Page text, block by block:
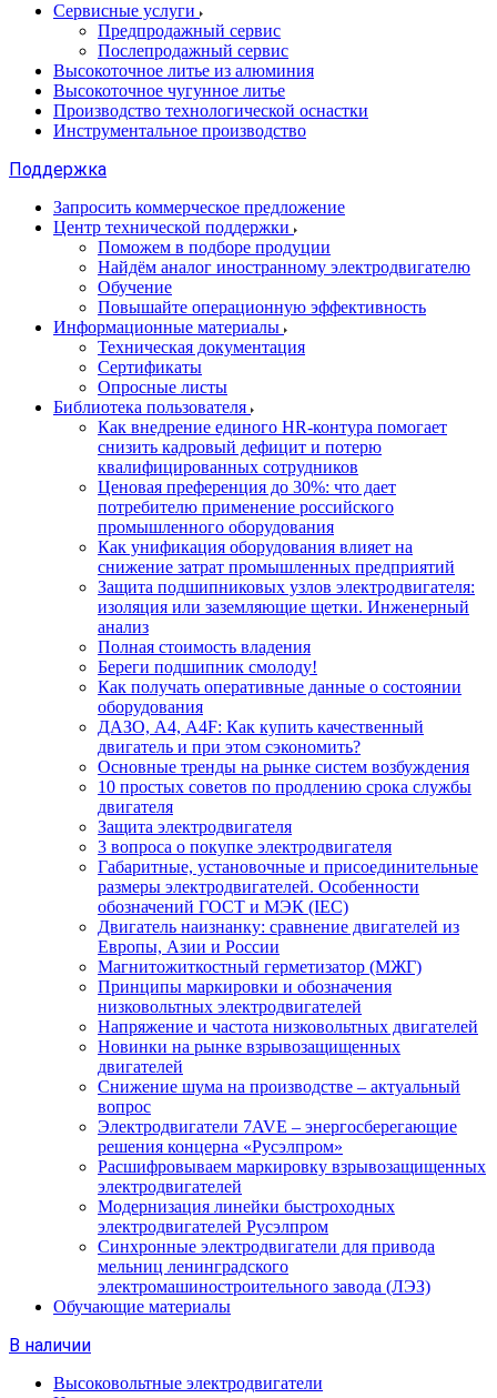
Сервисные услуги
Предпродажный сервис
Послепродажный сервис
Высокоточное литье из алюминия
Высокоточное чугунное литье
Производство технологической оснастки
Инструментальное производство
Поддержка
Запросить коммерческое предложение
Центр технической поддержки
Поможем в подборе продуции
Найдём аналог иностранному электродвигателю
Обучение
Повышайте операционную эффективность
Информационные материалы
Техническая документация
Сертификаты
Опросные листы
Библиотека пользователя
Как внедрение единого HR-контура помогает
снизить кадровый дефицит и потерю
квалифицированных сотрудников
Ценовая преференция до 30%: что дает
потребителю применение российского
промышленного оборудования
Как унификация оборудования влияет на
снижение затрат промышленных предприятий
Защита подшипниковых узлов электродвигателя:
изоляция или заземляющие щетки. Инженерный
анализ
Полная стоимость владения
Береги подшипник смолоду!
Как получать оперативные данные о состоянии
оборудования
ДАЗО, А4, А4F: Как купить качественный
двигатель и при этом сэкономить?
Основные тренды на рынке систем возбуждения
10 простых советов по продлению срока службы
двигателя
Защита электродвигателя
3 вопроса о покупке электродвигателя
Габаритные, установочные и присоединительные
размеры электродвигателей. Особенности
обозначений ГОСТ и МЭК (IEC)
Двигатель наизнанку: сравнение двигателей из
Европы, Азии и России
Магнитожиткостный герметизатор (МЖГ)
Принципы маркировки и обозначения
низковольтных электродвигателей
Напряжение и частота низковольтных двигателей
Новинки на рынке взрывозащищенных
двигателей
Снижение шума на производстве – актуальный
вопрос
Электродвигатели 7AVE – энергосберегающие
решения концерна «Русэлпром»
Расшифровываем маркировку взрывозащищенных
электродвигателей
Модернизация линейки быстроходных
электродвигателей Русэлпром
Синхронные электродвигатели для привода
мельниц ленинградского
электромашиностроительного завода (ЛЭЗ)
Обучающие материалы
В наличии
Высоковольтные электродвигатели